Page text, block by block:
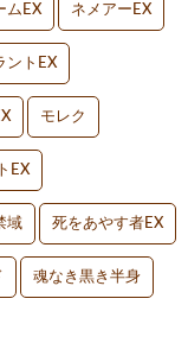
ムEX ネメアーEX
ントEX
モレク
EX
域 死をあやす者EX
魂なき黒き半身